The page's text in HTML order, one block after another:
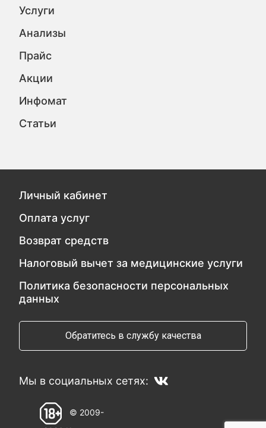
Услуги
Анализы
Прайс
Акции
Инфомат
Статьи
Личный кабинет
Оплата услуг
Возврат средств
Налоговый вычет за медицинские услуги
Политика безопасности персональных
данных
Обратитесь в службу качества
Мы в социальных сетях:
© 2009-